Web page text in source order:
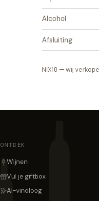
Alcohol
Afsluiting
NIX18 — wij
ONTDEK
Wijnen
Vul je giftbox
AI-vinoloog